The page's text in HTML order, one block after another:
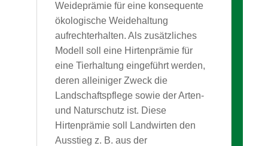
Weideprämie für eine konsequente
ökologische Weidehaltung
aufrechterhalten. Als zusätzliches
Modell soll eine Hirtenprämie für
eine Tierhaltung eingeführt werden,
deren alleiniger Zweck die
Landschaftspflege sowie der Arten-
und Naturschutz ist. Diese
Hirtenprämie soll Landwirten den
Ausstieg z. B. aus der